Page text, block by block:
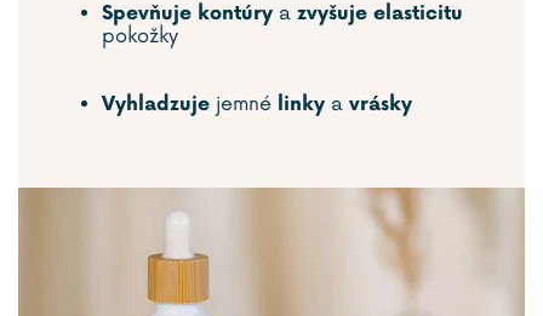
Spevňuje kontúry a zvyšuje elasticitu
pokožky
Vyhladzuje jemné linky a vrásky